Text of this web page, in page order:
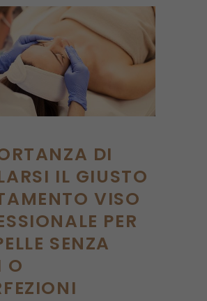
DI
IL GIUSTO
VISO
PER
SENZA
O